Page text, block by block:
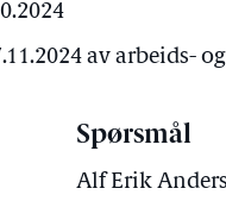
av arbeids-
Spørsmål
Alf Erik